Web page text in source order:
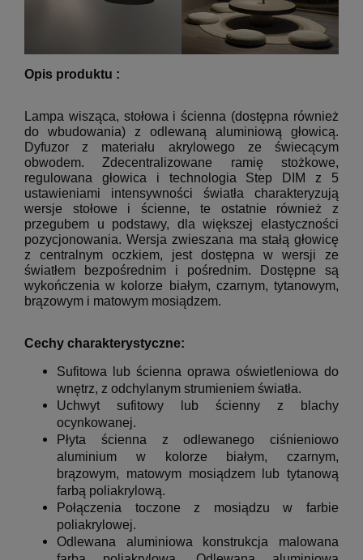
Opis produktu :
Lampa wisząca, stołowa i ścienna (dostępna również
do wbudowania) z odlewaną aluminiową głowicą.
Dyfuzor z materiału akrylowego ze świecącym
obwodem.
Zdecentralizowane ramię stożkowe,
regulowana głowica i technologia Step DIM z 5
ustawieniami intensywności światła charakteryzują
wersje stołowe i ścienne, te ostatnie również z
przegubem u podstawy, dla większej elastyczności
pozycjonowania. Wersja zwieszana ma stałą głowicę
z centralnym oczkiem, jest dostępna w wersji ze
światłem bezpośrednim i pośrednim.
Dostępne są
wykończenia w kolorze białym, czarnym, tytanowym,
brązowym i matowym mosiądzem.
Cechy charakterystyczne:
Sufitowa lub ścienna oprawa oświetleniowa do
wnętrz, z odchylanym strumieniem światła.
Uchwyt sufitowy lub ścienny z blachy
ocynkowanej.
Płyta ścienna z odlewanego ciśnieniowo
aluminium w kolorze białym, czarnym,
brązowym, matowym mosiądzem lub tytanową
farbą poliakrylową.
Połączenia toczone z mosiądzu w farbie
poliakrylowej.
Odlewana aluminiowa konstrukcja malowana